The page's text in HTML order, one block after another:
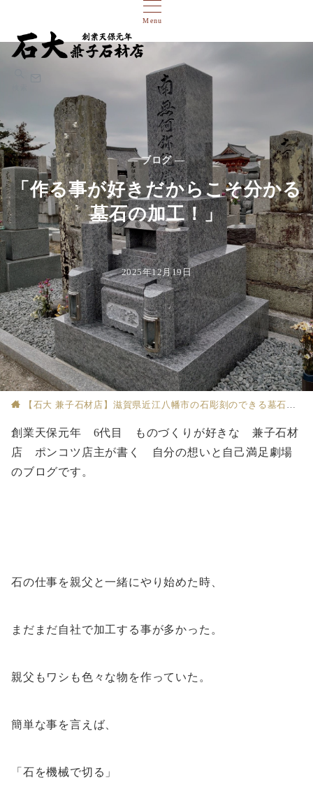
Menu
— ブログ —
「作る事が好きだからこそ分かる
墓石の加工！」
2025年12月19日
【石大 兼子石材店】滋賀県近江八幡市の石彫刻のできる墓石店
創業天保元年 6代目 ものづくりが好きな 兼子石材
店 ポンコツ店主が書く 自分の想いと自己満足劇場
のブログです。
石の仕事を親父と一緒にやり始めた時、
まだまだ自社で加工する事が多かった。
親父もワシも色々な物を作っていた。
簡単な事を言えば、
「石を機械で切る」